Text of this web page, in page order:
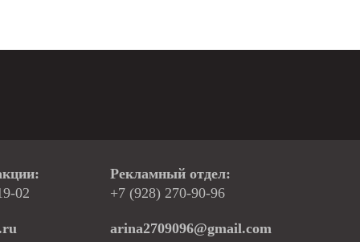
02
Рекламный отдел:
+7 (928) 270-90-96
arina2709096@gmail.com